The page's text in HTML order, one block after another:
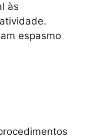
às
espasmo